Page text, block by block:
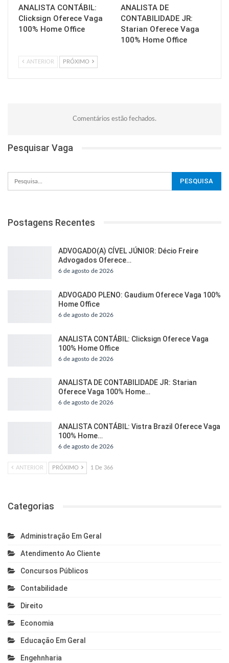
ANALISTA CONTÁBIL:
Clicksign Oferece Vaga
100% Home Office
ANALISTA DE
CONTABILIDADE JR:
Starian Oferece Vaga
100% Home Office
ANTERIOR PRÓXIMO
Comentários estão fechados.
Pesquisar Vaga
Postagens Recentes
ADVOGADO(A) CÍVEL JÚNIOR: Décio Freire
Advogados Oferece…
6 de agosto de 2026
ADVOGADO PLENO: Gaudium Oferece Vaga 100%
Home Office
6 de agosto de 2026
ANALISTA CONTÁBIL: Clicksign Oferece Vaga
100% Home Office
6 de agosto de 2026
ANALISTA DE CONTABILIDADE JR: Starian
Oferece Vaga 100% Home…
6 de agosto de 2026
ANALISTA CONTÁBIL: Vistra Brazil Oferece Vaga
100% Home…
6 de agosto de 2026
ANTERIOR PRÓXIMO 1 De 366
Categorias
Administração Em Geral
Atendimento Ao Cliente
Concursos Públicos
Contabilidade
Direito
Economia
Educação Em Geral
Engehnharia